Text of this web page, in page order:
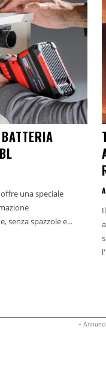
una speciale
senza spazzole e...
-